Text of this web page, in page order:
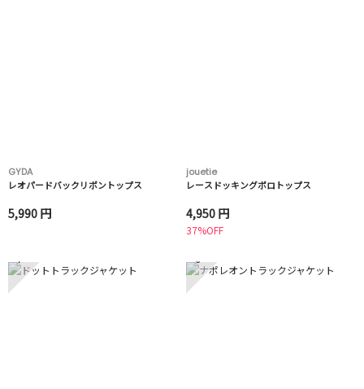
GYDA
レオパードバックリボントップス
5,990 円
jouetie
レースドッキングポロトップス
4,950 円
37%OFF
7 8